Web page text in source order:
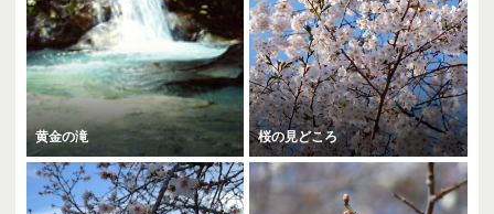
黄金の滝 桜の見どころ